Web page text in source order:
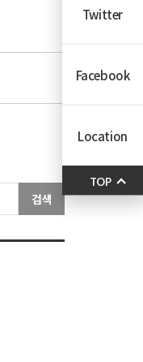
검색
Twitter
Facebook
Location
TOP